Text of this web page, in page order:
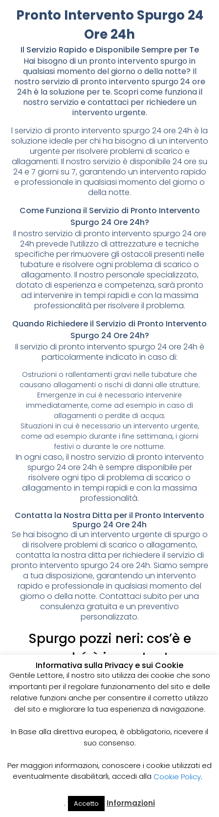
Pronto Intervento Spurgo 24
Ore 24h
Il Servizio Rapido e Disponibile Sempre per Te
Hai bisogno di un pronto intervento spurgo in
qualsiasi momento del giorno o della notte? Il
nostro servizio di pronto intervento spurgo 24 ore
24h è la soluzione per te. Scopri come funziona il
nostro servizio e contattaci per richiedere un
intervento urgente.
l servizio di pronto intervento spurgo 24 ore 24h è la
soluzione ideale per chi ha bisogno di un intervento
urgente per risolvere problemi di scarico e
allagamenti. Il nostro servizio è disponibile 24 ore su
24 e 7 giorni su 7, garantendo un intervento rapido
e professionale in qualsiasi momento del giorno o
della notte.
Come Funziona il Servizio di Pronto Intervento
Spurgo 24 Ore 24h?
Il nostro servizio di pronto intervento spurgo 24 ore
24h prevede l’utilizzo di attrezzature e tecniche
specifiche per rimuovere gli ostacoli presenti nelle
tubature e risolvere ogni problema di scarico o
allagamento. Il nostro personale specializzato,
dotato di esperienza e competenza, sarà pronto
ad intervenire in tempi rapidi e con la massima
professionalità per risolvere il problema.
Quando Richiedere il Servizio di Pronto Intervento
Spurgo 24 Ore 24h?
Il servizio di pronto intervento spurgo 24 ore 24h è
particolarmente indicato in caso di:
Ostruzioni o rallentamenti gravi nelle tubature che
causano allagamenti o rischi di danni alle strutture;
Emergenze in cui è necessario intervenire
immediatamente, come ad esempio in caso di
allagamenti o perdite di acqua;
Situazioni in cui è necessario un intervento urgente,
come ad esempio durante i fine settimana, i giorni
festivi o durante le ore notturne.
In ogni caso, il nostro servizio di pronto intervento
spurgo 24 ore 24h è sempre disponibile per
risolvere ogni tipo di problema di scarico o
allagamento in tempi rapidi e con la massima
professionalità.
Contatta la Nostra Ditta per il Pronto Intervento
Spurgo 24 Ore 24h
Se hai bisogno di un intervento urgente di spurgo o
di risolvere problemi di scarico o allagamento,
contatta la nostra ditta per richiedere il servizio di
pronto intervento spurgo 24 ore 24h. Siamo sempre
a tua disposizione, garantendo un intervento
rapido e professionale in qualsiasi momento del
giorno o della notte. Contattaci subito per una
consulenza gratuita e un preventivo
personalizzato.
Spurgo pozzi neri: cos’è e
perché è importante
I pozzi neri sono delle strutture sotterranee utilizzate
per la raccolta delle acque reflue domestiche,
soprattutto in zone dove non è disponibile un
sistema di smaltimento delle acque fognarie. Lo
spurgo dei pozzi neri è un’operazione essenziale
e prevenire il rischio di allagamenti, cattivi odori e
infezioni.
Come funziona lo spurgo dei pozzi neri
Lo spurgo dei pozzi neri viene effettuato mediante
specifiche, in grado di aspirare e rimuovere le
acque reflue e i sedimenti accumulati all’interno del
Cerca Il Mio
Informativa sulla Privacy e sui Cookie
Gentile Lettore, il nostro sito utilizza dei cookie che sono
importanti per il regolare funzionamento del sito e delle
relative funzioni anche per consentire il corretto utilizzo
del sito e migliorare la tua esperienza di navigazione.
In Base alla direttiva europea, è obbligatorio, ricevere il
suo consenso.
Per maggiori informazioni, conoscere i cookie utilizzati ed
eventualmente disabilitarli, accedi alla Cookie Policy.
. Accetto Informazioni